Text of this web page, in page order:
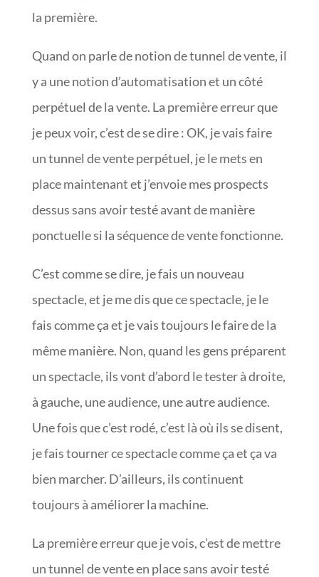
la première.
Quand on parle de notion de tunnel de vente, il
y a une notion d’automatisation et un côté
perpétuel de la vente. La première erreur que
je peux voir, c’est de se dire : OK, je vais faire
un tunnel de vente perpétuel, je le mets en
place maintenant et j’envoie mes prospects
dessus sans avoir testé avant de manière
ponctuelle si la séquence de vente fonctionne.
C’est comme se dire, je fais un nouveau
spectacle, et je me dis que ce spectacle, je le
fais comme ça et je vais toujours le faire de la
même manière. Non, quand les gens préparent
un spectacle, ils vont d’abord le tester à droite,
à gauche, une audience, une autre audience.
Une fois que c’est rodé, c’est là où ils se disent,
je fais tourner ce spectacle comme ça et ça va
bien marcher. D’ailleurs, ils continuent
toujours à améliorer la machine.
La première erreur que je vois, c’est de mettre
un tunnel de vente en place sans avoir testé